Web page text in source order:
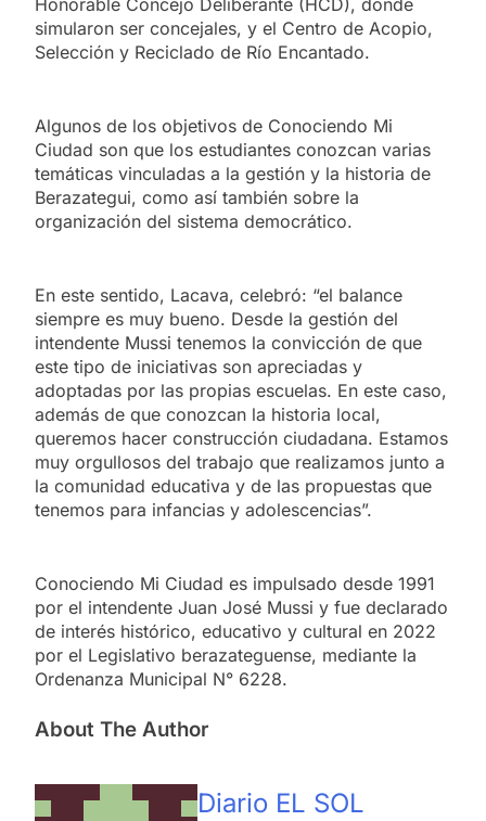
simularon ser concejales, y el Centro de Acopio,
Selección y Reciclado de Río Encantado.
Algunos de los objetivos de Conociendo Mi
Ciudad son que los estudiantes conozcan varias
temáticas vinculadas a la gestión y la historia de
Berazategui, como así también sobre la
organización del sistema democrático.
En este sentido, Lacava, celebró: “el balance
siempre es muy bueno. Desde la gestión del
intendente Mussi tenemos la convicción de que
este tipo de iniciativas son apreciadas y
adoptadas por las propias escuelas. En este caso,
además de que conozcan la historia local,
queremos hacer construcción ciudadana. Estamos
muy orgullosos del trabajo que realizamos junto a
la comunidad educativa y de las propuestas que
tenemos para infancias y adolescencias”.
Conociendo Mi Ciudad es impulsado desde 1991
por el intendente Juan José Mussi y fue declarado
de interés histórico, educativo y cultural en 2022
por el Legislativo berazateguense, mediante la
Ordenanza Municipal N° 6228.
About The Author
Diario EL SOL